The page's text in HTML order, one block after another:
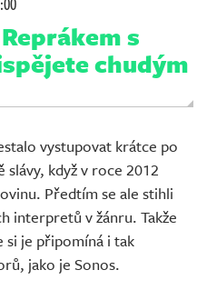
s
chudým
vystupovat krátce po
když v roce 2012
Předtím se ale stihli
interpretů v žánru. Takže
si je připomíná i tak
jako je Sonos.